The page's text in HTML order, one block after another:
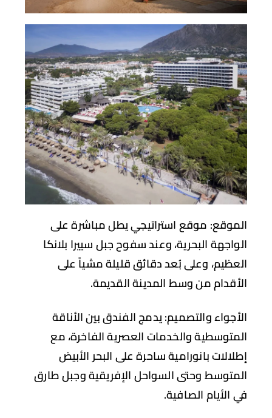
موقع استراتيجي يطل مباشرة على
البحرية، وعند سفوح جبل سييرا بلانكا
وعلى بُعد دقائق قليلة مشياً على
من وسط المدينة القديمة.
والتصميم:يدمج الفندق بين الأناقة
والخدمات العصرية الفاخرة، مع
بانورامية ساحرة على البحر الأبيض
وحتى السواحل الإفريقية وجبل طارق
الأيام الصافية.